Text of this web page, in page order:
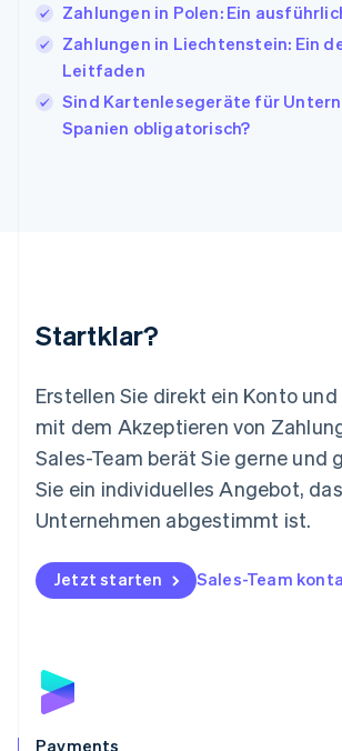
Zahlungen in Polen: Ein
Zahlungen in Liechtenstein: Ein
Leitfaden
Sind Kartenlesegeräte für
Spanien obligatorisch?
Startklar?
Erstellen Sie direkt ein Konto
mit dem Akzeptieren von
Sales-Team berät Sie gerne und
Sie ein individuelles Angebot,
Unternehmen abgestimmt ist.
Jetzt starten Sales-Team
Payments
Kroatien
EnglishItaliano
Lettland
Liechtenstein
DeutschEnglish
Mexiko
English
Niederlande
Nederlands English
Norwegen
English
Österreich
Polen
English
Portugal
Schweden
Schweiz